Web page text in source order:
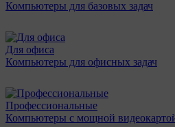
Компьютеры для базовых задач
Для офиса
Компьютеры для офисных задач
Профессиональные
Компьютеры с мощной